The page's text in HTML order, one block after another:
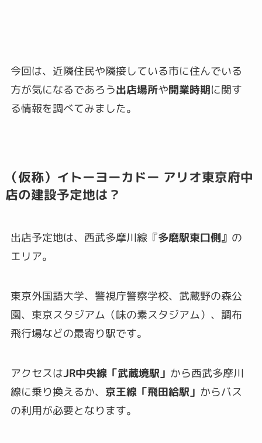
今回は、近隣住民や隣接している市に住んでいる
方が気になるであろう出店場所や開業時期に関す
る情報を調べてみました。
（仮称）イトーヨーカドー アリオ東京府中
店の建設予定地は？
出店予定地は、西武多摩川線『多磨駅東口側』 の
エリア。
東京外国語大学、警視庁警察学校、武蔵野の森公
園、東京スタジアム（味の素スタジアム）、調布
飛行場などの最寄り駅です。
アクセスはJR中央線「武蔵境駅」 から西武多摩川
線に乗り換えるか、 京王線「飛田給駅」 からバス
の利用が必要となります。